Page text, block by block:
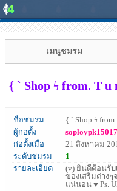
เมนูชมรม
{ ` Shop ϟ from. T u
ชื่อชมรม
{ ` Shop ϟ
ผู้ก่อตั้ง
ก่อตั้งเมื่อ
21 สิงหาคม
ระดับชมรม
1
รายละเอียด
(v) ยินดีต้อนรับ
ของเสริมต่างๆ
แน่นอน ♥ Ps.